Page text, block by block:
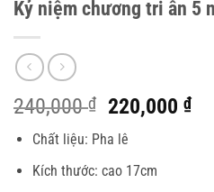
Kỷ niệm chương tri ân 5
240,000₫
Giá
gốc
là:
240,000 ₫.
220,000₫Giá
Chất liệu: Pha lê
Kích thước: cao 17cm